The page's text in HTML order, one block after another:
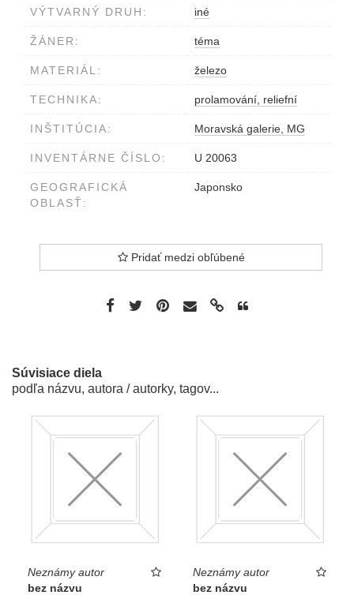
VÝTVARNÝ DRUH: iné
ŽÁNER: téma
MATERIÁL: železo
TECHNIKA: prolamování, reliefní
INŠTITÚCIA: Moravská galerie, MG
INVENTÁRNE ČÍSLO: U 20063
GEOGRAFICKÁ
OBLASŤ:
Japonsko
Pridať medzi obľúbené
Súvisiace diela
podľa názvu, autora / autorky, tagov...
Neznámy autor
bez názvu
Neznámy autor
bez názvu